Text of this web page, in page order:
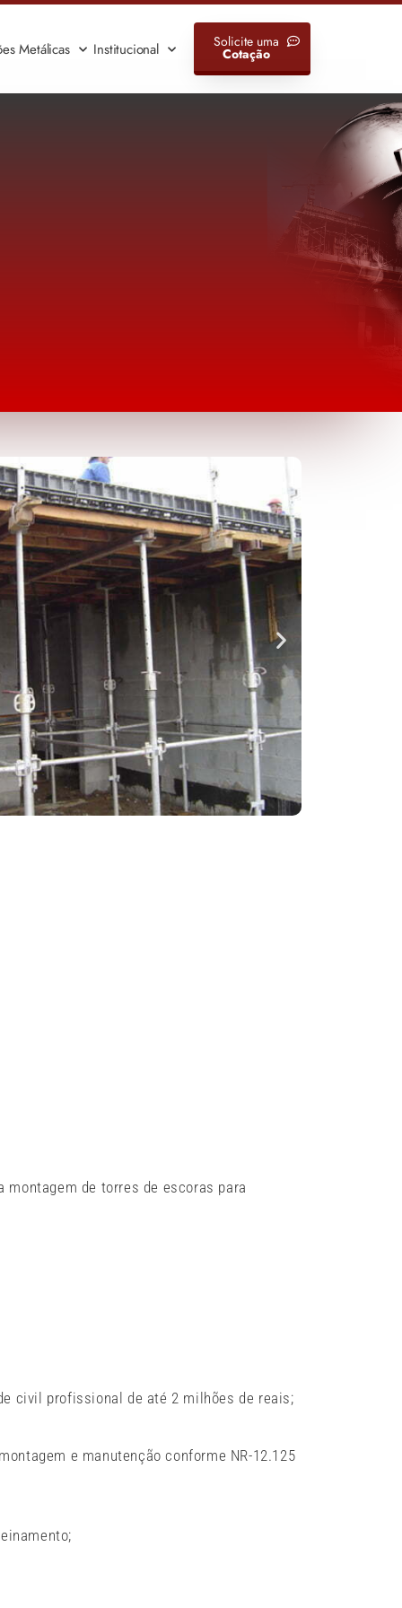
Metálicas Institucional Solicite uma
Cotação
de torres de escoras para
civil profissional de até 2 milhões de reais;
e manutenção conforme NR-12.125